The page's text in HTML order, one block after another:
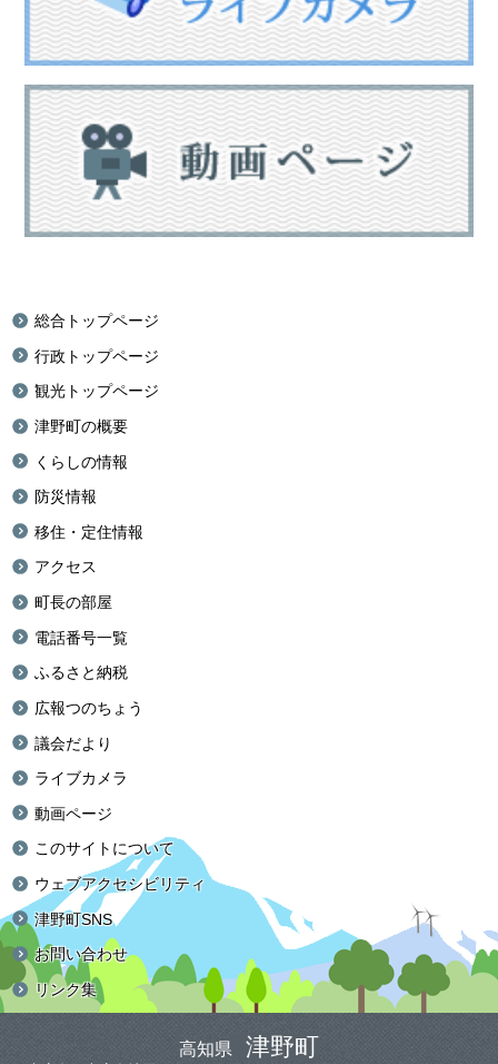
総合トップページ
行政トップページ
観光トップページ
津野町の概要
くらしの情報
防災情報
移住・定住情報
アクセス
町長の部屋
電話番号一覧
ふるさと納税
広報つのちょう
議会だより
ライブカメラ
動画ページ
このサイトについて
ウェブアクセシビリティ
津野町SNS
お問い合わせ
リンク集
高知県 津野町